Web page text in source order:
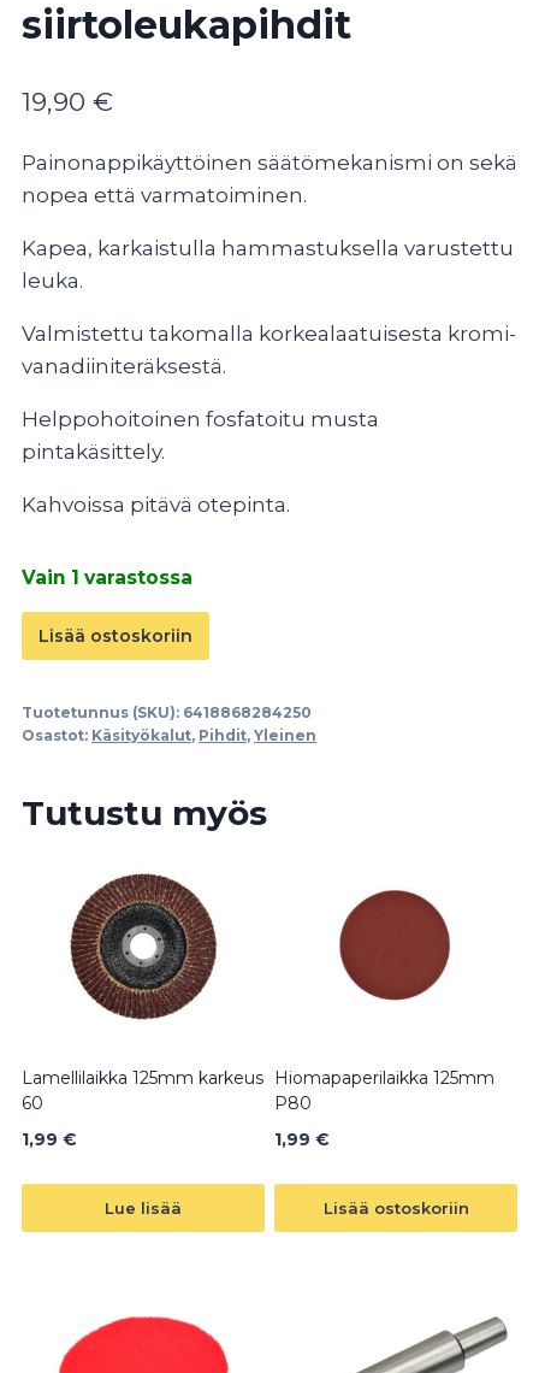
siirtoleukapihdit
19,90 €
Painonappikäyttöinen säätömekanismi on sekä
nopea että varmatoiminen.
Kapea, karkaistulla hammastuksella varustettu
leuka.
Valmistettu takomalla korkealaatuisesta kromi-
vanadiiniteräksestä.
Helppohoitoinen fosfatoitu musta
pintakäsittely.
Kahvoissa pitävä otepinta.
Vain 1 varastossa
Magnum
siirtoleukapihdit
Lisää ostoskoriin
Tuotetunnus (SKU): 6418868284250
Osastot: Käsityökalut, Pihdit, Yleinen
Tutustu myös
Lamellilaikka 125mm karkeus
60
1,99 €
Lue lisää
Hiomapaperilaikka 125mm
P80
1,99 €
Lisää ostoskoriin